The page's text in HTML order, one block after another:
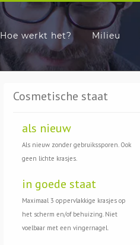
Hoe werkt het? Milieu
Cosmetische staat
als nieuw
Als nieuw zonder gebruikssporen. Ook
geen lichte krasjes.
in goede staat
Maximaal 3 oppervlakkige krasjes op
het scherm en/of behuizing. Niet
voelbaar met een vingernagel.